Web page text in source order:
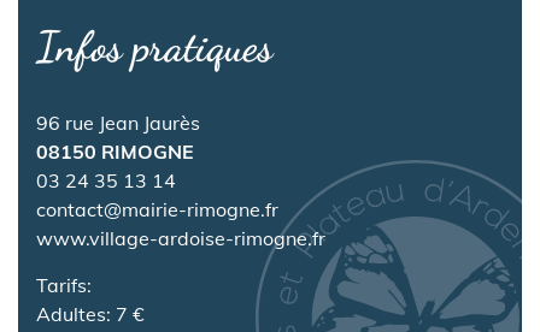
Infos pratiques
96 rue Jean Jaurès
08150 RIMOGNE
03 24 35 13 14
contact@mairie-rimogne.fr
www.village-ardoise-rimogne.fr
Tarifs:
Adultes: 7 €